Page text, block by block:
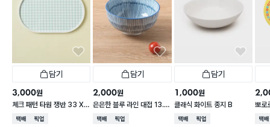
담기
3,000원
체크 패턴 타원 쟁반 33 X
21 cm
택배배송매장픽업
담기
2,000원
은은한 블루 라인 대접 13.5
cm
택배배송매장픽업
담기
1,000원
클래식 화이트 종지 B
택배배송매장픽업
뽀로
cm
택배